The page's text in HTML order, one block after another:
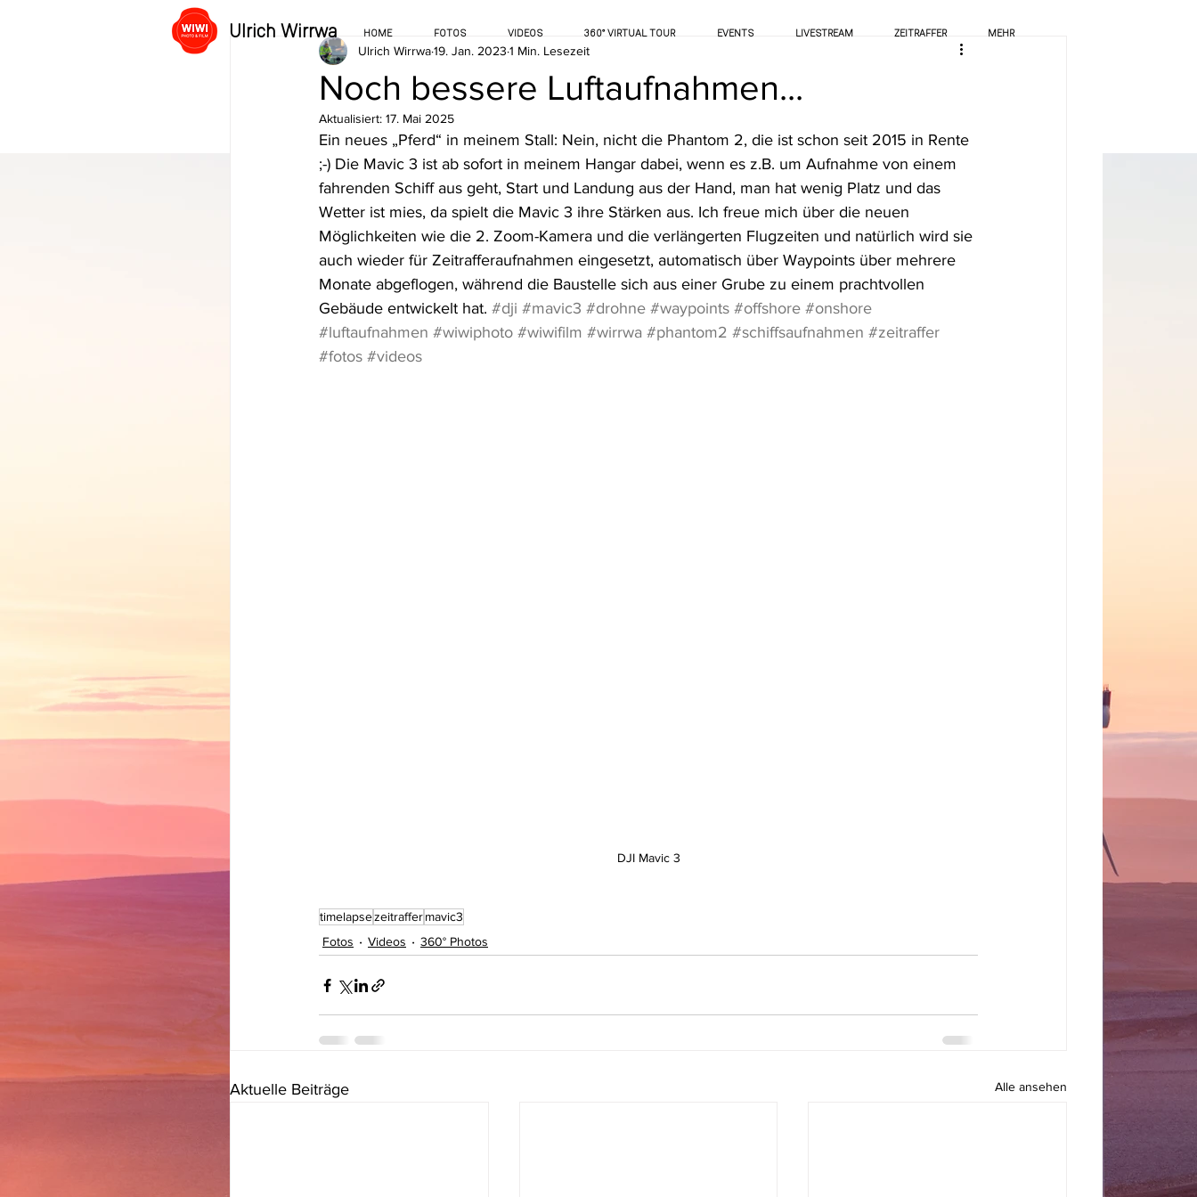
Ulrich Wirrwa HOME FOTOS VIDEOS 360° VIRTUAL TOUR EVENTS LIVESTREAM ZEITRAFFER MEHR
Noch bessere Luftaufnahmen...
Ulrich Wirrwa19. Jan. 2023 1 Min. Lesezeit
Aktualisiert: 17. Mai 2025
Ein neues „Pferd“ in meinem Stall: Nein, nicht die Phantom 2, die ist schon seit 2015 in Rente
;-) Die Mavic 3 ist ab sofort in meinem Hangar dabei, wenn es z.B. um Aufnahme von einem
fahrenden Schiff aus geht, Start und Landung aus der Hand, man hat wenig Platz und das
Wetter ist mies, da spielt die Mavic 3 ihre Stärken aus. Ich freue mich über die neuen
Möglichkeiten wie die 2. Zoom-Kamera und die verlängerten Flugzeiten und natürlich wird sie
auch wieder für Zeitrafferaufnahmen eingesetzt, automatisch über Waypoints über mehrere
Monate abgeflogen, während die Baustelle sich aus einer Grube zu einem prachtvollen
Gebäude entwickelt hat. #dji #mavic3 #drohne #waypoints #offshore #onshore
#luftaufnahmen #wiwiphoto #wiwifilm #wirrwa #phantom2 #schiffsaufnahmen #zeitraffer
#fotos #videos
DJI Mavic 3
timelapsezeitraffermavic3
Fotos
Videos 360° Photos
Aktuelle Beiträge Alle ansehen